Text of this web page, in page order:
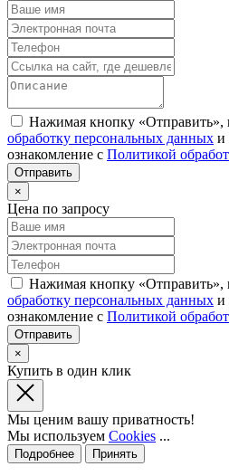
Нажимая кнопку «Отправить»,
обработку персональных данных и
ознакомление с Политикой
×
Цена по запросу
Нажимая кнопку «Отправить»,
обработку персональных данных и
ознакомление с Политикой
×
Купить в один клик
Мы ценим вашу приватность!
Мы используем Cookies ...
Подробнее Принять